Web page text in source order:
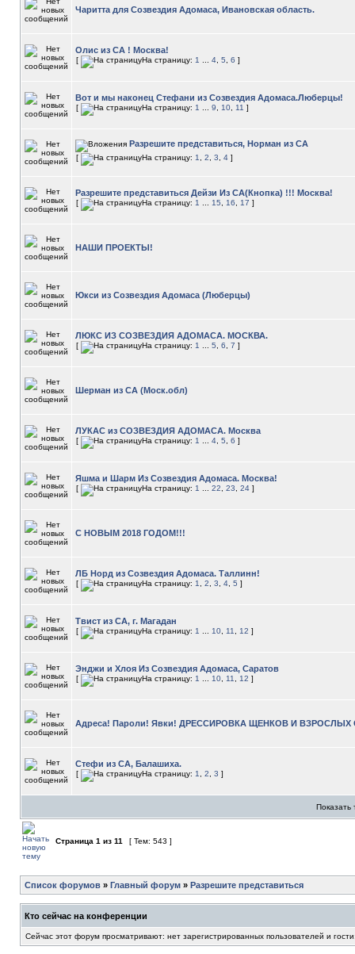
Чаритта для Созвездия Адомаса, Ивановская область.
Олис из СА ! Москва!
[ На страницу: 1 4 5 6 ]
Вот и мы наконец Стефани из Созвездия Адомаса.Люберцы!
[ На страницу: 1 9 10 11 ]
Разрешите представиться, Норман из СА
[ На страницу: 1 2 3 4 ]
Разрешите представиться Дейзи Из СА(Кнопка) !!! Москва!
[ На страницу: 1 15 16 17 ]
НАШИ ПРОЕКТЫ!
Юкси из Созвездия Адомаса (Люберцы)
ЛЮКС ИЗ СОЗВЕЗДИЯ АДОМАСА. МОСКВА.
[ На страницу: 1 5 6 7 ]
Шерман из СА (Моск.обл)
ЛУКАС из СОЗВЕЗДИЯ АДОМАСА. Москва
[ На страницу: 1 4 5 6 ]
Яшма и Шарм Из Созвездия Адомаса. Москва!
[ На страницу: 1 22 23 24 ]
С НОВЫМ 2018 ГОДОМ!!!
ЛБ Норд из Созвездия Адомаса. Таллинн!
[ На страницу: 1 2 3 4 5 ]
Твист из СА, г. Магадан
[ На страницу: 1 10 11 12 ]
Энджи и Хлоя Из Созвездия Адомаса, Саратов
[ На страницу: 1 10 11 12 ]
Адреса! Пароли! Явки! ДРЕССИРОВКА ЩЕНКОВ И ВЗРОСЛЫХ
Стефи из СА, Балашиха.
[ На страницу: 1 2 3 ]
Показать
Страница 1 из 11 [ Тем: 543 ]
Список форумов » Главный форум » Разрешите представиться
Кто сейчас на конференции
Сейчас этот форум просматривают: нет зарегистрированных пользователей и